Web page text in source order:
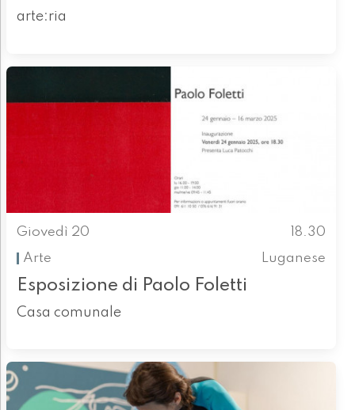
arte:ria
Giovedì 20
18.30
Arte
Luganese
Esposizione di Paolo Foletti
Casa comunale